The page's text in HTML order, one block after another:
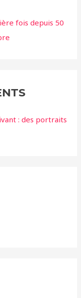
fois depuis 50
: des portraits